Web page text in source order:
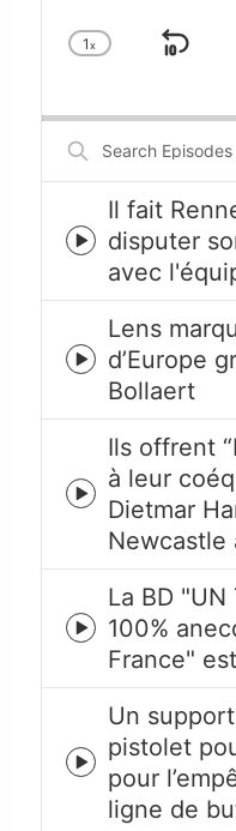
Change
1x
Skip
Search
Episodes
Episode
play
icon
Il fait
disputer
avec
Episode
play
icon
Lens
d’Europe
Bollaert
Episode
play
icon
Ils offrent
à leur
Dietmar
Newcastle
Episode
play
icon
La BD "UN
100%
France"
Episode
play
icon
Un
pistolet
pour
ligne de